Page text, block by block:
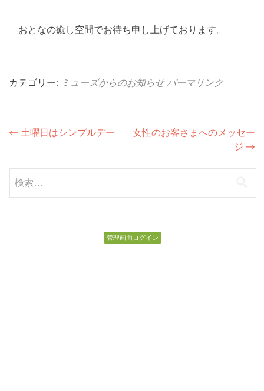
おとなの癒し空間でお待ち申し上げております。
カテゴリー: ミューズからのお知らせ パーマリンク
投
ナ
ビ
← 土曜日はシンプルデー
女性のお客さまへのメッセー
ジ →
索:
管理画面ログイン